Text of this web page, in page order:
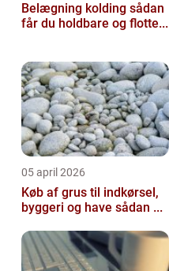
Belægning kolding sådan
får du holdbare og flotte...
05 april 2026
Køb af grus til indkørsel,
byggeri og have sådan ...